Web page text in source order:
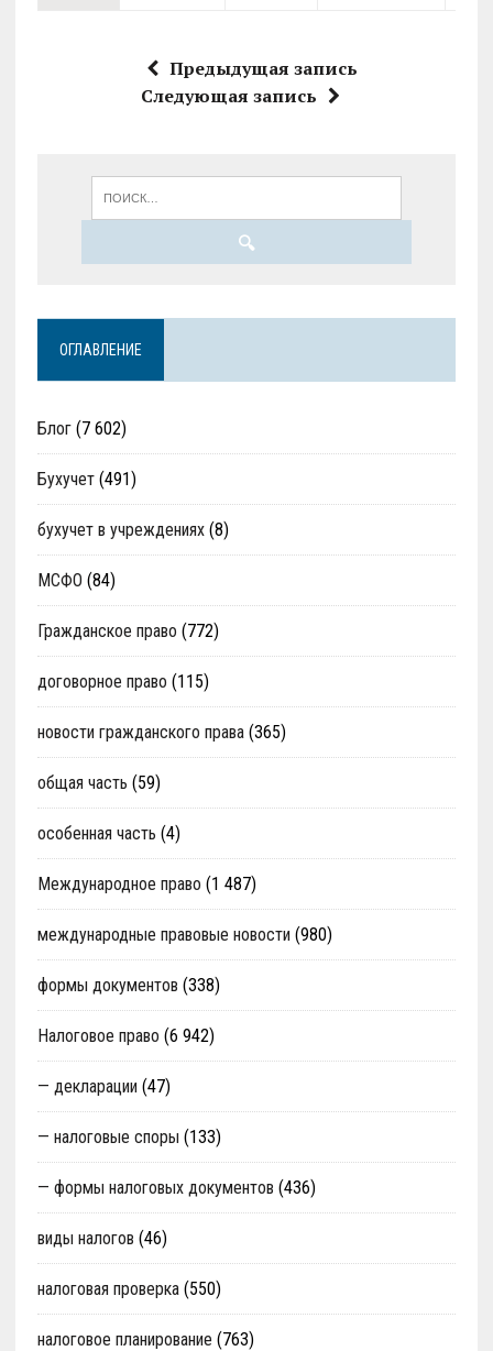
Предыдущая запись
Следующая запись
ОГЛАВЛЕНИЕ
Блог(7 602)
Бухучет(491)
бухучет в учреждениях(8)
МСФО (84)
Гражданское право (772)
договорное право (115)
новости гражданского права(365)
общая часть (59)
особенная часть (4)
Международное право (1 487)
международные правовые новости (980)
формы документов (338)
Налоговое право (6 942)
— декларации (47)
— налоговые споры (133)
— формы налоговых документов (436)
виды налогов (46)
налоговая проверка(550)
налоговое планирование (763)